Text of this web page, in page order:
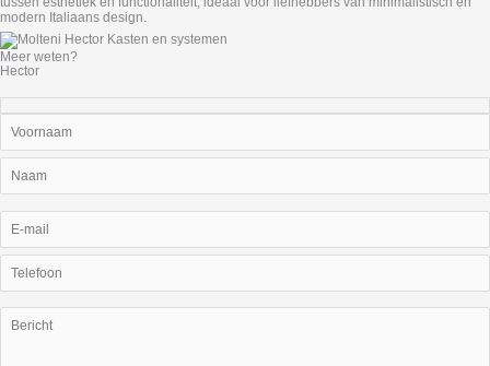
modern Italiaans design.
Meer weten?
Hector